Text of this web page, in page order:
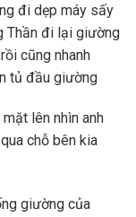
đi dẹp máy sấy
Thần đi lại giường
cũng nhanh
tủ đầu giường
lên nhìn anh
chỗ bên kia
giường của